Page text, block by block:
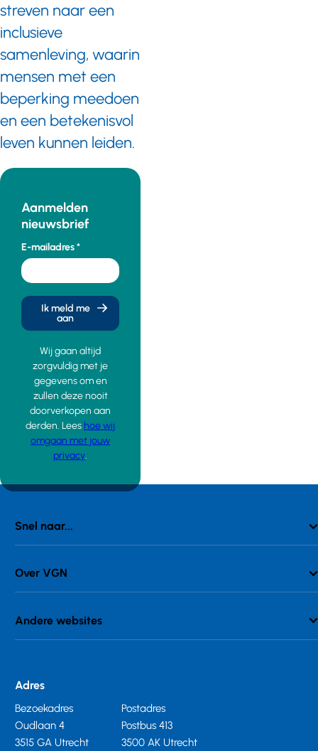
streven naar een
inclusieve
samenleving, waarin
mensen met een
beperking meedoen
en een betekenisvol
leven kunnen leiden.
Aanmelden
nieuwsbrief
E-mailadres
Ik meld me
aan
Wij gaan altijd
zorgvuldig met je
gegevens om en
zullen deze nooit
doorverkopen aan
derden. Lees hoe wij
omgaan met jouw
privacy.
Snel naar...
Over VGN
Andere websites
Adres
Bezoekadres
Oudlaan 4
3515 GA Utrecht
Postadres
Postbus 413
3500 AK Utrecht